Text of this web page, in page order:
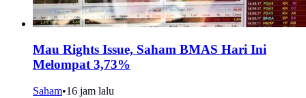
Mau Rights Issue, Saham BMAS Hari Ini
Melompat 3,73%
Saham•16 jam lalu